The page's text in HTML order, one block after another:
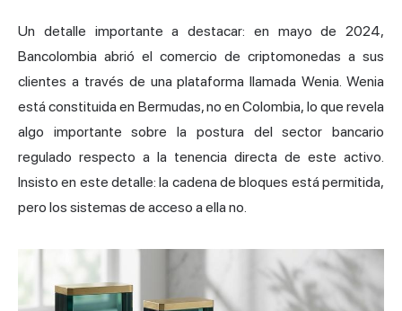
Un detalle importante a destacar: en mayo de 2024,
Bancolombia abrió el comercio de criptomonedas a sus
clientes a través de una plataforma llamada Wenia. Wenia
está constituida en Bermudas, no en Colombia, lo que revela
algo importante sobre la postura del sector bancario
regulado respecto a la tenencia directa de este activo.
Insisto en este detalle: la cadena de bloques está permitida,
pero los sistemas de acceso a ella no.